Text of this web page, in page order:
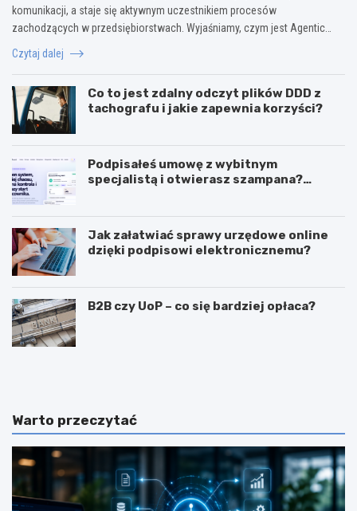
komunikacji, a staje się aktywnym uczestnikiem procesów
zachodzących w przedsiębiorstwach. Wyjaśniamy, czym jest Agentic…
Czytaj dalej
Co to jest zdalny odczyt plików DDD z
tachografu i jakie zapewnia korzyści?
Podpisałeś umowę z wybitnym
specjalistą i otwierasz szampana?
Jak załatwiać sprawy urzędowe online
dzięki podpisowi elektronicznemu?
B2B czy UoP – co się bardziej opłaca?
J
g
ę
z
a
a
J
c
e
c
h
p
Warto przeczytać